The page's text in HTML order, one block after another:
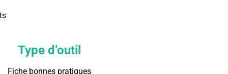
Type d’outil
Fiche bonnes pratiques